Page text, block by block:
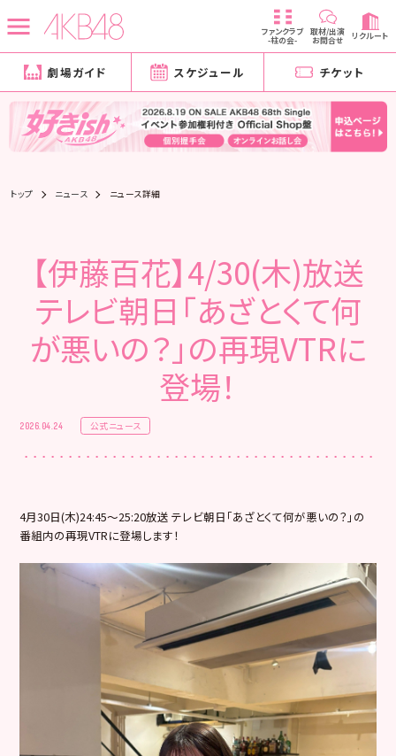
ファンクラブ
-柱の会-
取材/出演
お問合せ リクルート
劇場ガイド スケジュール チケット
トップ ニュース ニュース詳細
【伊藤百花】4/30(木)放送
テレビ朝日「あざとくて何
が悪いの？」の再現VTRに
登場！
2026.04.24 公式ニュース
4月30日(木)24:45〜25:20放送 テレビ朝日「あざとくて何が悪いの？」の
番組内の再現VTRに登場します！